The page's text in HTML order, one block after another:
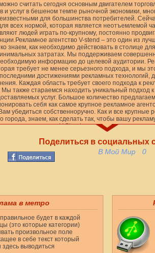
считать сегодня основным двигателем
и услуг в бешеном темпе рыночной экономики,
для большинства потребителей.
всех нормой, которая является неотъемлемой
людей играть по-крупному, постоянно
агентство V-stend – это один из
знаем, как необходимо действовать в столице
затратах. Мы поддерживаем
информацию до целевой аудитории.
требует не менее серьезного подхода, и мы
достижениями рекламных технологий,
Каждая область требует своего подхода к
также стараемся находить уникальный подход
услуг. Большое количество
себя как самое крупное рекламное
убедиться собственноручно. Как и все крупные
города, знаем, как сделать так, чтобы вашу
агентство V Stend – это новое слово в
того, чтобы люди услышали о лучшем в столице
агентство полного цикла в Москве. Полный цикл в
и размещение рекламных носителей
для размещения, таким образом Вы сможете
начиная от пространства возле дорог и
укрепляет нашу репутацию. Область создания
кроме размеров рекламных носителей. Каждая
так, чтобы донести до всех основные
действий. Именно поэтому мы входим в
Для людей, которые приходят в ресторан,
в блюдо, или попросить подать к блюду то,
Поделиться в социальных
В Мой Мир 0
в метро
будет в каждой
(это которые категории)
произвольное поле
в себе текст который
выводиться